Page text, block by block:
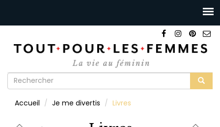
Formulaire
recherche
Accueil Je me divertis Livres